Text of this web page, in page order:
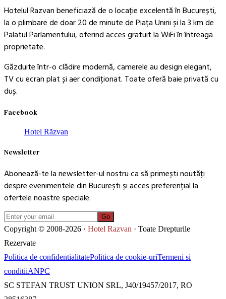
Hotelul Razvan beneficiază de o locație excelentă în București,
la o plimbare de doar 20 de minute de Piața Unirii și la 3 km de
Palatul Parlamentului, oferind acces gratuit la WiFi în întreaga
proprietate.
Găzduite într-o clădire modernă, camerele au design elegant,
TV cu ecran plat și aer condiționat. Toate oferă baie privată cu
duș.
Facebook
Hotel Răzvan
Newsletter
Abonează-te la newsletter-ul nostru ca să primești noutăți
despre evenimentele din București și acces preferențial la
ofertele noastre speciale.
Go
Copyright © 2008-2026 · Hotel Razvan · Toate Drepturile
Rezervate
Politica de confidentialitatePolitica de cookie-uriTermeni si
conditiiANPC
SC STEFAN TRUST UNION SRL, J40/19457/2017, RO